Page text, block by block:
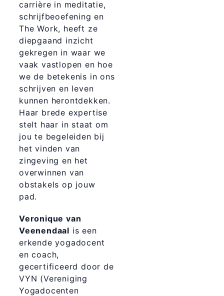
carrière in meditatie,
schrijfbeoefening en
The Work, heeft ze
diepgaand inzicht
gekregen in waar we
vaak vastlopen en hoe
we de betekenis in ons
schrijven en leven
kunnen herontdekken.
Haar brede expertise
stelt haar in staat om
jou te begeleiden bij
het vinden van
zingeving en het
overwinnen van
obstakels op jouw
pad.
Veronique van
Veenendaal is een
erkende yogadocent
en coach,
gecertificeerd door de
VYN (Vereniging
Yogadocenten